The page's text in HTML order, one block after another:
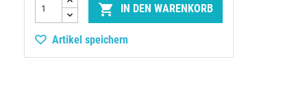
 IN DEN WARENKORB
Artikel speichern